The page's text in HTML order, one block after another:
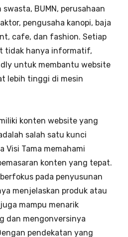
BUMN, perusahaan
pengusaha kanopi, baja
cafe, dan fashion. Setiap
tidak hanya informatif,
untuk membantu website
lebih tinggi di mesin
konten website yang
salah satu kunci
Visi Tama memahami
konten yang tepat.
pada penyusunan
menjelaskan produk atau
mampu menarik
dan mengonversinya
pendekatan yang